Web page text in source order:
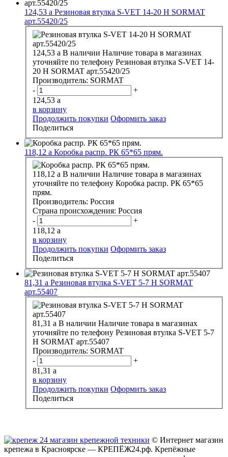
124,53 a Резиновая втулка S-VET 14-20 H SORMAT
арт.55420/25
124,53 a В наличии Наличие товара в магазинах
уточняйте по телефону Резиновая втулка S-VET 14-
20 H SORMAT арт.55420/25
Производитель: SORMAT
-
+
124,53 a
в корзину
Продолжить покупки Оформить заказ
Поделиться
118,12 a Коробка распр. РК 65*65 прям.
118,12 a В наличии Наличие товара в магазинах
уточняйте по телефону Коробка распр. РК 65*65
прям.
Производитель: Россия
Страна происхождения: Россия
-
+
118,12 a
в корзину
Продолжить покупки Оформить заказ
Поделиться
81,31 a Резиновая втулка S-VET 5-7 H SORMAT
арт.55407
81,31 a В наличии Наличие товара в магазинах
уточняйте по телефону Резиновая втулка S-VET 5-7
H SORMAT арт.55407
Производитель: SORMAT
-
+
81,31 a
в корзину
Продолжить покупки Оформить заказ
Поделиться
© Интернет магазин
крепежа в Красноярске — КРЕПЁЖ24.рф. Крепёжные